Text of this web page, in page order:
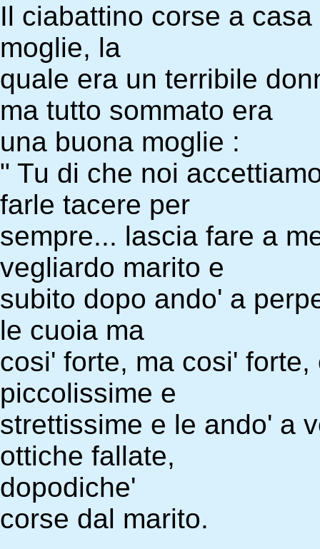
Il ciabattino corse a
moglie, la
quale era un terribile
ma tutto sommato era
una buona moglie :
" Tu di che noi
farle tacere per
sempre... lascia fare a
vegliardo marito e
subito dopo ando' a
le cuoia ma
cosi' forte, ma cosi'
piccolissime e
strettissime e le ando' a
ottiche fallate,
dopodiche'
corse dal marito.